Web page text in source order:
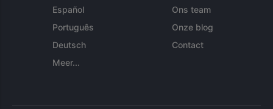
Español
Português
Deutsch
Meer...
Ons team
Onze blog
Contact